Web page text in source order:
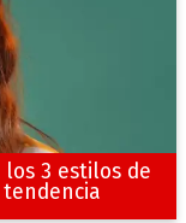
3 estilos de